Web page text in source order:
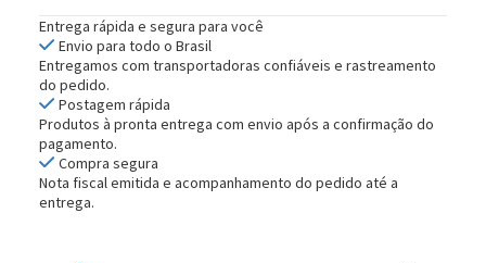
Entrega rápida e segura para você
Envio para todo o Brasil
Entregamos com transportadoras confiáveis e rastreamento
do pedido.
Postagem rápida
Produtos à pronta entrega com envio após a confirmação do
pagamento.
Compra segura
Nota fiscal emitida e acompanhamento do pedido até a
entrega.